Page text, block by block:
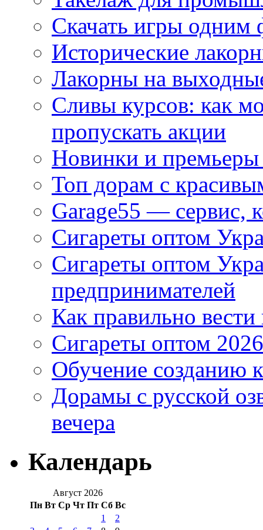
Скачать игры одним
Исторические
Лакорны на
Сливы курсов: как
пропускать акции
Новинки и
Топ дорам с
Garage55 — сервис,
Сигареты оптом
Сигареты оптом
предпринимателей
Как правильно
Сигареты оптом
Обучение созданию
Дорамы с русской
вечера
Календарь
Август 2026
Пн Вт Ср Чт Пт Сб Вс
1
2